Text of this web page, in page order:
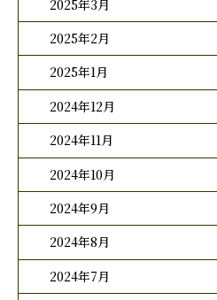
2025年3月
2025年2月
2025年1月
2024年12月
2024年11月
2024年10月
2024年9月
2024年8月
2024年7月